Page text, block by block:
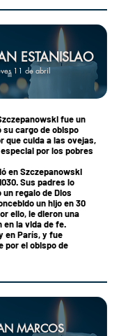
ESTANISLAO
11 de abril
fue un
su cargo de obispo
que cuida a las ovejas,
por los pobres
en Szczepanowski
Sus padres lo
regalo de Dios
un hijo en 30
ello, le dieron una
en la vida de fe.
en París, y fue
por el obispo de
MARCOS